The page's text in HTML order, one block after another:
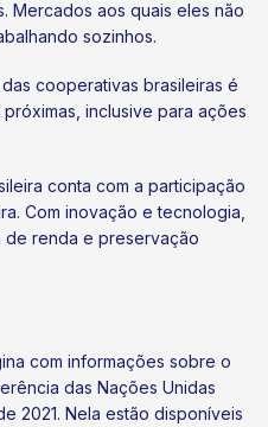
Mercados aos quais eles não
sozinhos.
cooperativas brasileiras é
inclusive para ações
conta com a participação
Com inovação e tecnologia,
de renda e preservação
com informações sobre o
das Nações Unidas
2021. Nela estão disponíveis